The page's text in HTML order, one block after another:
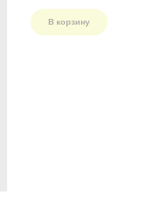
В корзину